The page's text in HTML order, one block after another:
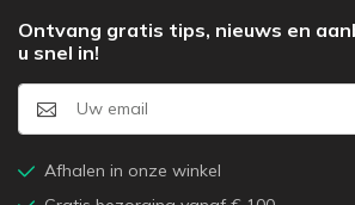
Ontvang gratis tips, nieuws en
u snel in!
Afhalen in onze winkel